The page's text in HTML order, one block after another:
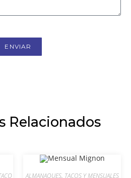
ENVIAR
Relacionados
ALMANAQUES, TACOS Y MENSUALES